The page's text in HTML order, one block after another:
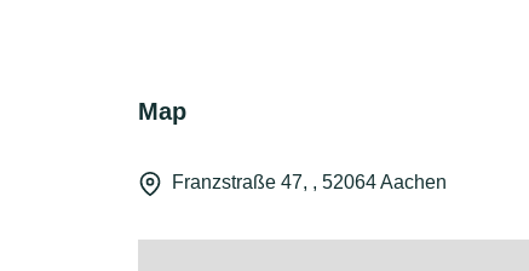
Map
Franzstraße 47, , 52064 Aachen